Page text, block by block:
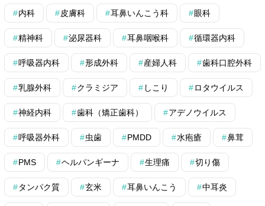
内科 皮膚科 耳鼻いんこう科 眼科
精神科 泌尿器科 耳鼻咽喉科 循環器内科
呼吸器内科 形成外科 産婦人科 歯科口腔外科
乳腺外科 クラミジア しこり ロタウイルス
神経内科 歯科（矯正歯科） アデノウイルス
呼吸器外科 虫歯 PMDD 水疱瘡 鼻茸
PMS ヘルパンギーナ 生理痛 切り傷
タンパク質 玄米 耳鼻いんこう 中耳炎